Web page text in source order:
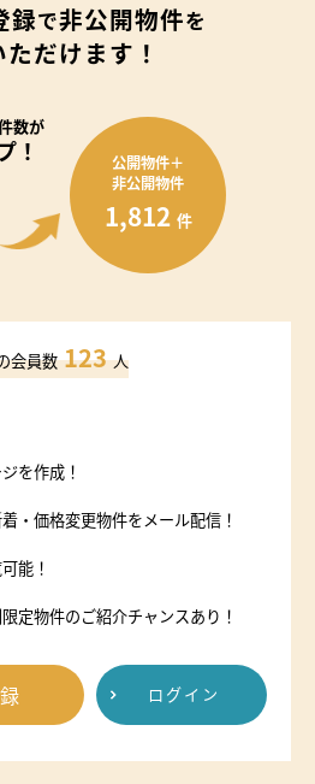
録で非公開物件を
だけます！
数が
！
公開物件＋
非公開物件
1,812 件
会員数 123 人
を作成！
・価格変更物件をメール配信！
能！
定物件のご紹介チャンスあり！
ログイン